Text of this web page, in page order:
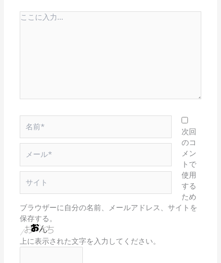
こ
前
*
ー
ル
次回
のコ
メン
トで
使用
する
ため
ブラウザーに自分の名前、メールアドレス、サイトを
保存する。
上に表示された文字を入力してください。